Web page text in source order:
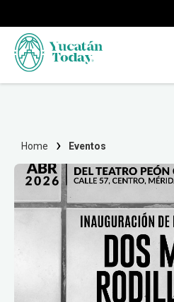
Home Eventos